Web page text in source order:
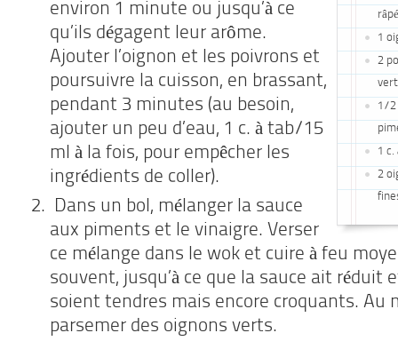
râpé
1
2
1/2
1 c.
2
environ 1 minute ou jusqu’à ce
qu’ils dégagent leur arôme.
Ajouter l’oignon et les poivrons et
poursuivre la cuisson, en brassant,
pendant 3 minutes (au besoin,
ajouter un peu d’eau, 1 c. à tab/15
ml à la fois, pour empêcher les
ingrédients de coller).
Dans un bol, mélanger la sauce
aux piments et le vinaigre. Verser
ce mélange dans le wok et cuire à feu
souvent, jusqu’à ce que la sauce ait réduit
soient tendres mais encore croquants. Au
parsemer des oignons verts.